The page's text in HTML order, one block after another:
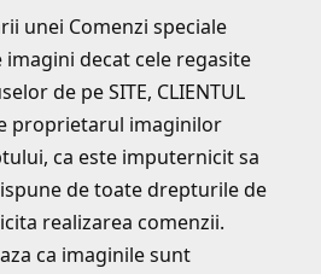
unei Comenzi speciale
decat cele regasite
de pe SITE, CLIENTUL
proprietarul imaginilor
ca este imputernicit sa
de toate drepturile de
realizarea comenzii.
ca imaginile sunt